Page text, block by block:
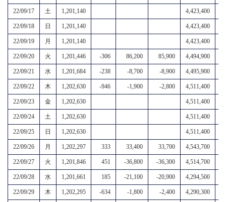
22/09/17 土 1,201,140 4,423,400
22/09/18 日 1,201,140 4,423,400
22/09/19 月 1,201,140 4,423,400
22/09/20 火 1,201,446 -306 86,200 85,900 4,494,900
22/09/21 水 1,201,684 -238 -8,700 -8,900 4,495,900
22/09/22 木 1,202,630 -946 -1,900 -2,800 4,511,400
22/09/23 金 1,202,630 4,511,400
22/09/24 土 1,202,630 4,511,400
22/09/25 日 1,202,630 4,511,400
22/09/26 月 1,202,297 333 33,400 33,700 4,543,700
22/09/27 火 1,201,846 451 -36,800 -36,300 4,514,700
22/09/28 水 1,201,661 185 -21,100 -20,900 4,294,500
22/09/29 木 1,202,295 -634 -1,800 -2,400 4,290,300